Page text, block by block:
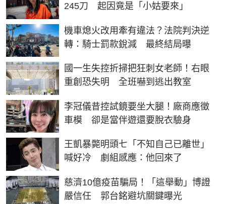
245刀 起因竟是「小姑要來」
機車熄火改用牽有違法？法院判決逆
轉：騎士罰款銳減 最終結局曝
國一生失控折掃把狂刺女老師！右眼
重創恐失明 全班嚇到逃出教室
李冠儀昔控試鏡要坐大腿！廠商應徵
車模 卻是當伴遊還要脫衣驗身
王凱暴斃明頭七「不知自己已離世」
喊好冷 劇組感應：他回來了
慈濟10億疫苗騙局！「這舉動」博證
嚴信任 郭台銘避坑關鍵曝光